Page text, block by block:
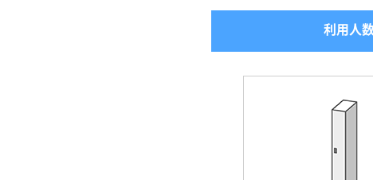
利用人